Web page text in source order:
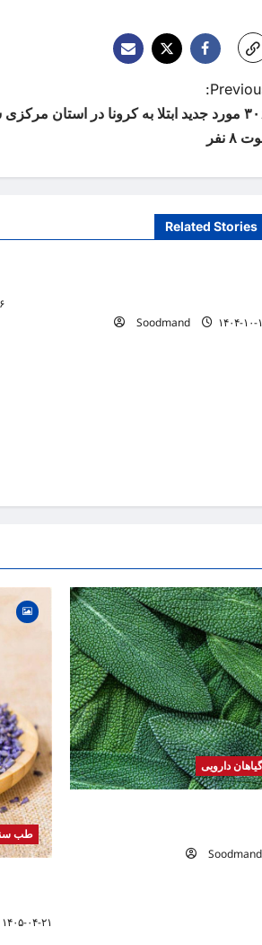
۳۰۶ مورد جدید ابتلا به کرونا در استان
۸ نفر
Related Stories
دانستنیهای پزشکی
Soodmand
۱۰-۱۶
دارویی
Soodmand
طب
۱۴۰۵-۰۴-۲۱